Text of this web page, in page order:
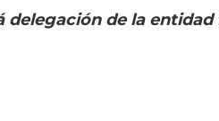
de la